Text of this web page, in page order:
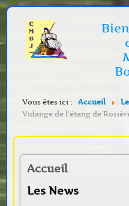
Vous êtes ici : Accueil
Vidange de l'étang de
Accueil
Les News